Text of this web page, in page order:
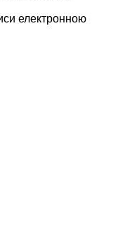
електронною